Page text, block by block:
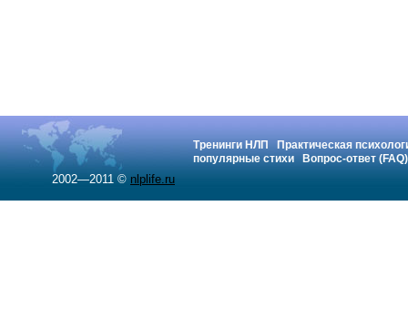
Тренинги НЛП
Практическая
популярные стихи
Вопрос-ответ (FAQ)
2002—2011 © nlplife.ru